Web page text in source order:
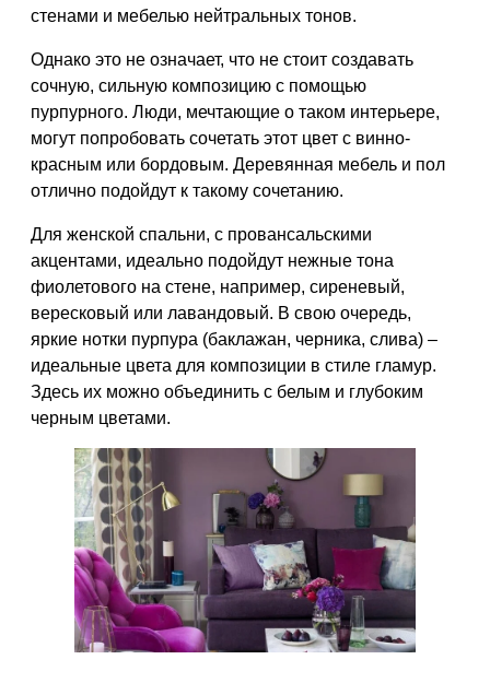
стенами и мебелью нейтральных тонов.
Однако это не означает, что не стоит создавать
сочную, сильную композицию с помощью
пурпурного. Люди, мечтающие о таком интерьере,
могут попробовать сочетать этот цвет с винно-
красным или бордовым. Деревянная мебель и пол
отлично подойдут к такому сочетанию.
Для женской спальни, с провансальскими
акцентами, идеально подойдут нежные тона
фиолетового на стене, например, сиреневый,
вересковый или лавандовый. В свою очередь,
яркие нотки пурпура (баклажан, черника, слива) –
идеальные цвета для композиции в стиле гламур.
Здесь их можно объединить с белым и глубоким
черным цветами.